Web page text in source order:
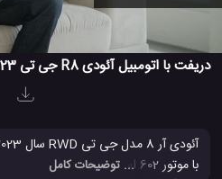
دریفت با اتومبیل آئودی R8 جی تی 2023
با موتور 602 اسب بخاری است که
... توضیحات کامل